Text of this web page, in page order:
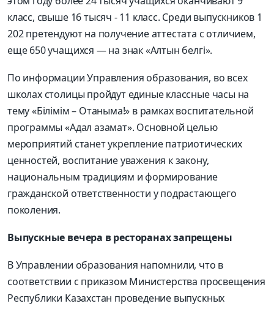
класс, свыше 16 тысяч -11 класс. Среди выпускников 1
202 претендуют на получение аттестата с отличием,
еще 650 учащихся — на знак «Алтын белгі».
По информации Управления образования, во всех
школах столицы пройдут единые классные часы на
тему «Білімім– Отаныма!» в рамках воспитательной
программы «Адал азамат». Основной целью
мероприятий станет укрепление патриотических
ценностей, воспитание уважения к закону,
национальным традициям и формирование
гражданской ответственности у подрастающего
поколения.
Выпускные вечера в ресторанах запрещены
В Управлении образования напомнили, что в
соответствии с приказом Министерства просвещения
Республики Казахстан проведение выпускных